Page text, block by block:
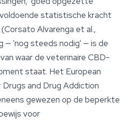
statistische kracht
Alvarenga et al.,
— 'nog steeds nodig' — is de
waar de veterinaire CBD-
staat. Het European
and Drug Addiction
gewezen op de beperkte
voor